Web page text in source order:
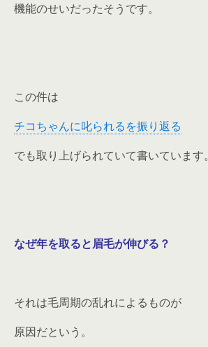
機能のせいだったそうです。
この件は
チコちゃんに叱られるを振り返る
でも取り上げられていて書いています。
なぜ年を取ると眉毛が伸びる？
それは毛周期の乱れによるものが
原因だという。